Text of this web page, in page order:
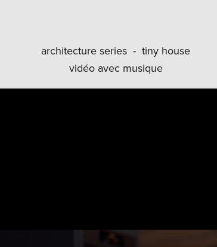
architecture series - tiny house
vidéo avec musique